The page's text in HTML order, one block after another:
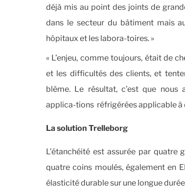
déjà mis au point des joints de
dans le secteur du bâtiment mais
hôpitaux et les labora-toires. »
« L’enjeu, comme toujours, était de
et les difficultés des clients, et
blème. Le résultat, c’est que nous
applica-tions réfrigérées applicable à
La solution Trelleborg
L’étanchéité est assurée par
quatre coins moulés, également en
élasticité durable sur une longue